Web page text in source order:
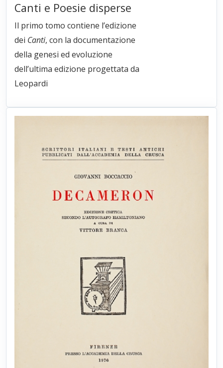
Canti e Poesie disperse
Il primo tomo contiene l’edizione
dei Canti, con la documentazione
della genesi ed evoluzione
dell’ultima edizione progettata da
Leopardi